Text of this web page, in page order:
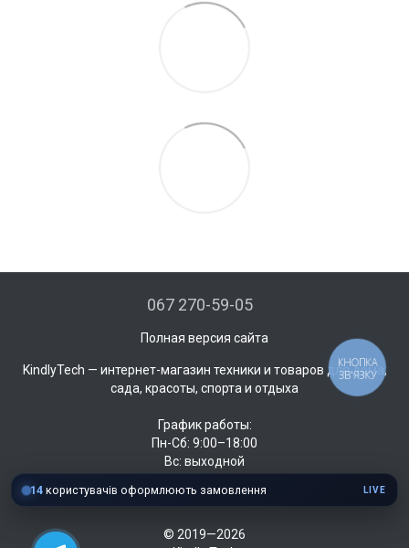
067 270-59-05
Полная версия сайта
KindlyTech — интернет-магазин техники и товаров для дома,
сада, красоты, спорта и отдыха
График работы:
Пн-Сб: 9:00–18:00
Вс: выходной
© 2019—2026
14 користувачів оформлюють замовлення LIVE
КНОПКА
ЗВ'ЯЗКУ